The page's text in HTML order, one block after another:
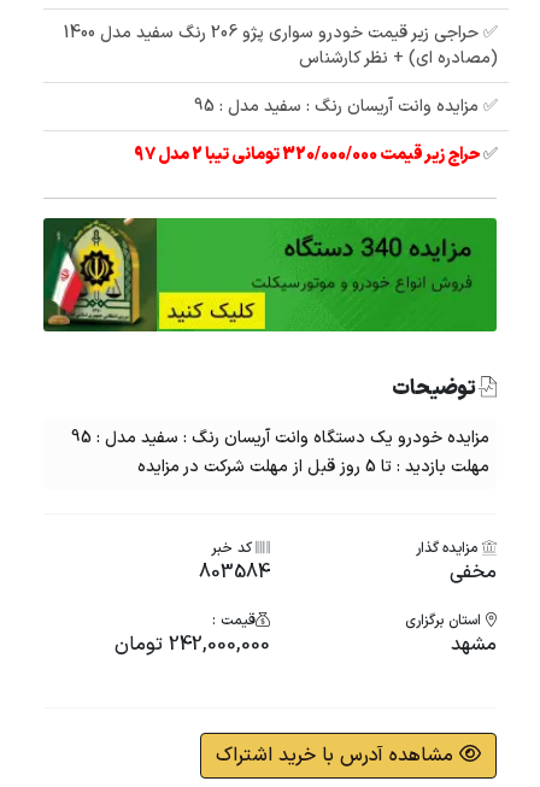
✅ حراجی زیر قیمت خودرو سواری پژو 206 رنگ سفید مدل 1400
(مصادره ای) + نظر کارشناس
✅ مزایده وانت آریسان رنگ : سفید مدل : 95
✅حراج زیر قیمت 320/000/000 تومانی تیبا 2 مدل 97
توضیحات
مزایده خودرو یک دستگاه وانت آریسان رنگ : سفید مدل : 95
مهلت بازدید : تا 5 روز قبل از مهلت شرکت در مزایده
مزایده گذار
مخفی
کد خبر
803584
استان برگزاری
مشهد
قیمت :
242,000,000 تومان
مشاهده آدرس با خرید اشتراک